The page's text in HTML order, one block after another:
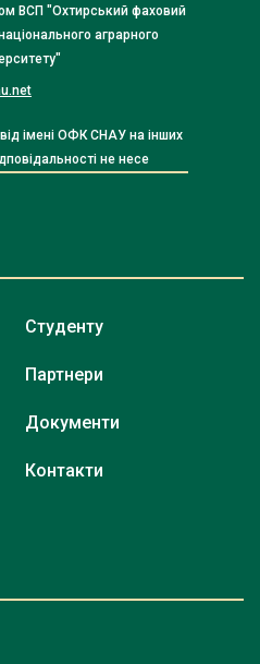
ВСП "Охтирський фаховий
аграрного
імені ОФК СНАУ на інших
не несе
Студенту
Партнери
Документи
Контакти